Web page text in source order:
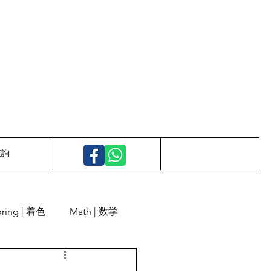
| 着色 Math | 数学
Calligraphy | 書道